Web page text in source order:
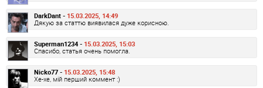
DarkDant - 15.03.2025, 14:49
Дякую за статтю виявилася дуже корисною.
Superman1234 - 15.03.2025, 15:03
Спасибо, статья очень помогла.
Nicko77 - 15.03.2025, 15:48
Хе-хе, мій перший коммент :)